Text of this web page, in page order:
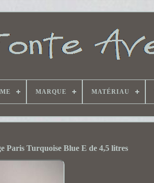
MARQUE MATÉRIAU
Paris Turquoise Blue E de 4,5 litres